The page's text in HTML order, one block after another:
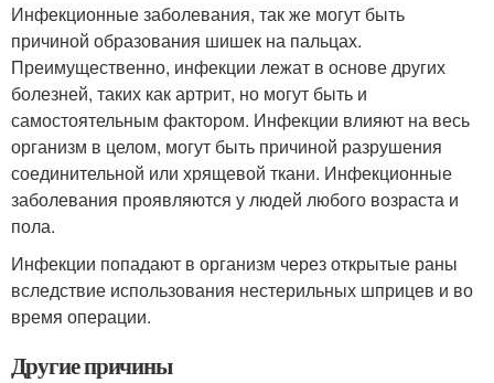
Инфекционные заболевания, так же могут быть
причиной образования шишек на пальцах.
Преимущественно, инфекции лежат в основе других
болезней, таких как артрит, но могут быть и
самостоятельным фактором. Инфекции влияют на весь
организм в целом, могут быть причиной разрушения
соединительной или хрящевой ткани. Инфекционные
заболевания проявляются у людей любого возраста и
пола.
Инфекции попадают в организм через открытые раны
вследствие использования нестерильных шприцев и во
время операции.
Другие причины